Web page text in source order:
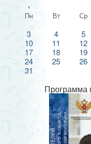
‹
Пн Вт Ср
3
4 5
10
11 12
17
18 19
24
25 26
31
Программа